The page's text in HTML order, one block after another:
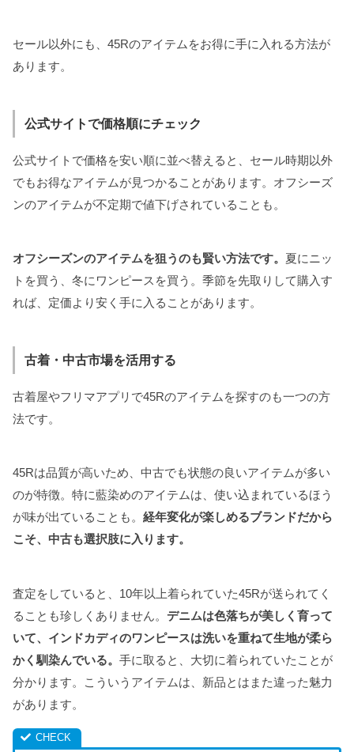
セール以外にも、45Rのアイテムをお得に手に入れる方法が
あります。
公式サイトで価格順にチェック
公式サイトで価格を安い順に並べ替えると、セール時期以外
でもお得なアイテムが見つかることがあります。オフシーズ
ンのアイテムが不定期で値下げされていることも。
オフシーズンのアイテムを狙うのも賢い方法です。 夏にニッ
トを買う、冬にワンピースを買う。季節を先取りして購入す
れば、定価より安く手に入ることがあります。
古着・中古市場を活用する
古着屋やフリマアプリで45Rのアイテムを探すのも一つの方
法です。
45Rは品質が高いため、中古でも状態の良いアイテムが多い
のが特徴。特に藍染めのアイテムは、使い込まれているほう
が味が出ていることも。 経年変化が楽しめるブランドだから
こそ、中古も選択肢に入ります。
査定をしていると、10年以上着られていた45Rが送られてく
ることも珍しくありません。 デニムは色落ちが美しく育って
いて、インドカディのワンピースは洗いを重ねて生地が柔ら
かく馴染んでいる。 手に取ると、大切に着られていたことが
分かります。こういうアイテムは、新品とはまた違った魅力
があります。